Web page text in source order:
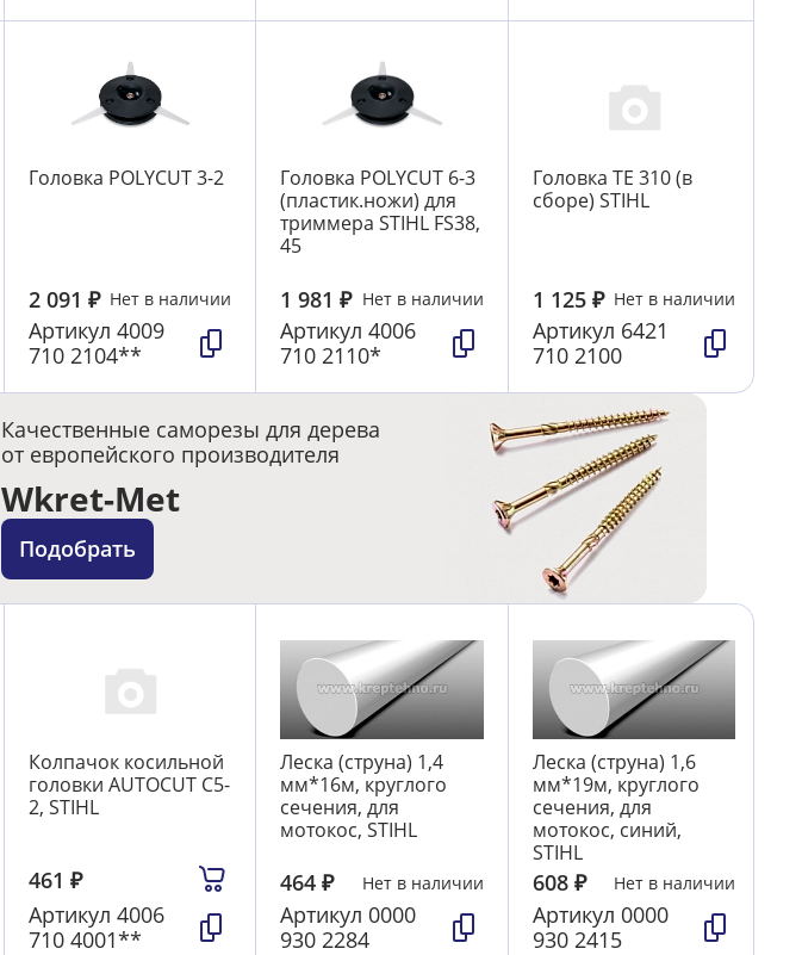
Головка POLYCUT 3-2
2 091 ₽ Нет в наличии
Артикул 4009
710 2104**
Головка POLYCUT 6-3
(пластик.ножи) для
триммера STIHL FS38,
45
1 981₽ Нет в наличии
Артикул4006
710 2110*
Головка TE 310 (в
сборе) STIHL
1 125 ₽ Нет в наличии
Артикул 6421
710 2100
Качественные саморезы для дерева
от европейского производителя
Wkret-Met
Подобрать
Колпачок косильной
головки AUTOCUT C5-
2, STIHL
461 ₽
Артикул 4006
710 4001**
Леска (струна) 1,4
мм*16м, круглого
сечения, для
мотокос, STIHL
464₽ Нет в наличии
Артикул 0000
930 2284
Леска (струна) 1,6
мм*19м, круглого
сечения, для
мотокос, синий,
STIHL
608 ₽ Нет в наличии
Артикул 0000
930 2415